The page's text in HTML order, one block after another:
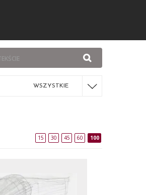
WSZYSTKIE
15 30 45 60 100